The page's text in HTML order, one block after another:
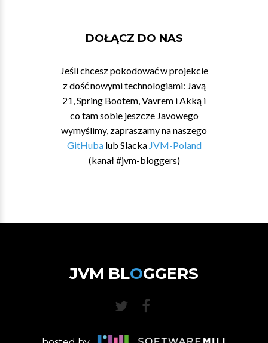
DOŁĄCZ DO NAS
Jeśli chcesz pokodować w projekcie
z dość nowymi technologiami: Javą
21, Spring Bootem, Vavrem i Akką i
co tam sobie jeszcze Javowego
wymyślimy, zapraszamy na naszego
GitHubalub Slacka JVM-Poland
(kanał #jvm-bloggers)
JVM BLOGGERS